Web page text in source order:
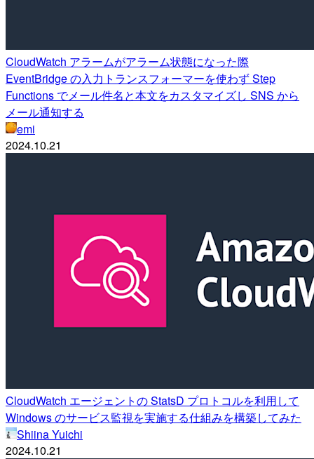
CloudWatch アラームがアラーム状態になった際
EventBridge の入力トランスフォーマーを使わず Step
Functions でメール件名と本文をカスタマイズし SNS から
メール通知する
emi
2024.10.21
CloudWatch エージェントの StatsD プロトコルを利用して
Windows のサービス監視を実施する仕組みを構築してみた
Shiina Yuichi
2024.10.21